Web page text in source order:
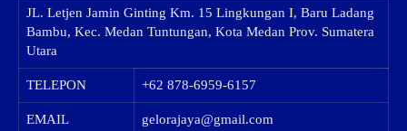
JL. Letjen Jamin Ginting Km. 15 Lingkungan I, Baru Ladang
Bambu, Kec. Medan Tuntungan, Kota Medan Prov. Sumatera
Utara
TELEPON +62 878-6959-6157
EMAIL gelorajaya@gmail.com